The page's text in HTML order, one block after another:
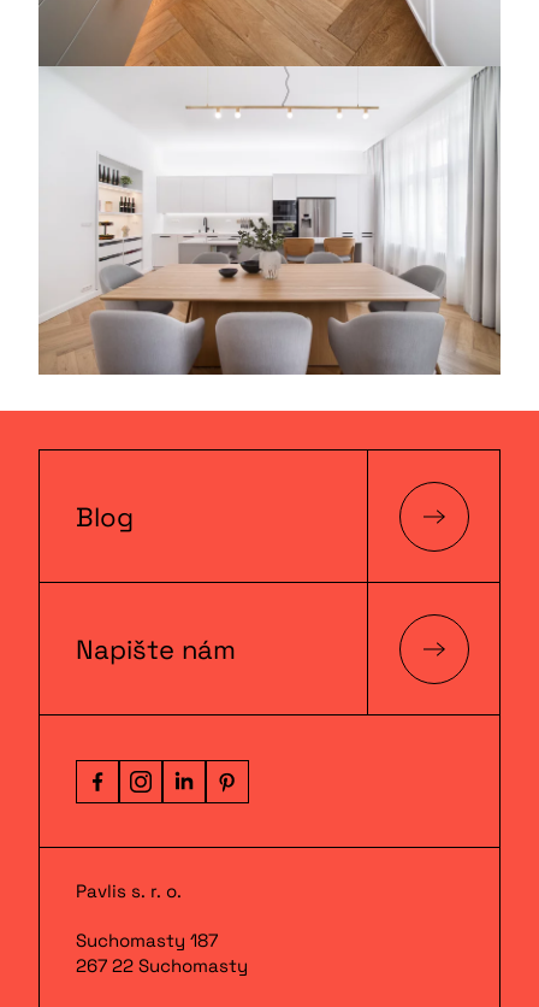
Pavlis s. r. o.
Suchomasty 187
267 22 Suchomasty
Blog
Napište nám